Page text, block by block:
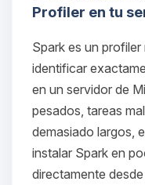
Profiler en tu
Spark es un
identificar
en un servidor de
pesados, tareas
demasiado largos,
instalar Spark en
directamente